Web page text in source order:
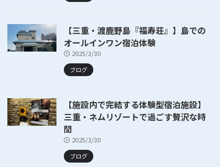
【三重・渡鹿野島『福寿荘』】島での
オールインワン宿泊体験
2025/3/30
ブログ
【施設内で完結する体験型宿泊施設】
三重・ネムリゾートで過ごす贅沢な時
間
2025/3/30
ブログ